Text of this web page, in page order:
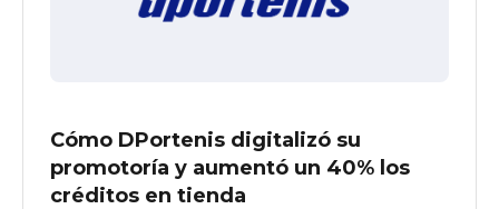
Cómo DPortenis digitalizó su
promotoría y aumentó un 40% los
créditos en tienda